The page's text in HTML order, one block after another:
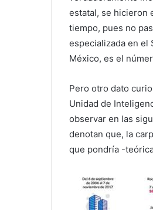
estatal, se hicieron
tiempo, pues no
especializada en el
México, es el
Pero otro dato
Unidad de
observar en las
denotan que, la
que pondría -